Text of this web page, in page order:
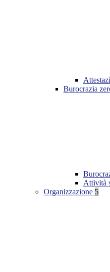
Burocrazia
Attività
Organizzazione 5